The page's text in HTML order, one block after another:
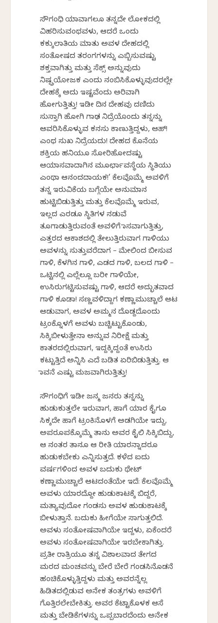
ಸೌಗಂಧಿ ಯಾವಾಗಲೂ ತನ್ನದೇ ಲೋಕದಲ್ಲಿ
ವಿಹರಿಸುವಂಥವಳು, ಆದರೆ ಒಂದು
ಕಕ್ಕುಲಾತಿಯ ಮಾತು ಅವಳ ದೇಹದಲ್ಲಿ
ಸಂತೋಷದ ತರಂಗಗಳನ್ನು ಎಬ್ಬಿಸುವಷ್ಟು
ಶಕ್ತವಾಗಿತ್ತು ಮತ್ತು ಸೆಕ್ಸ್ ಅನ್ನುವುದು
ನಿಷ್ಪ್ರಯೋಜಕ ಎಂದು ನಂಬಿಸಿಕೊಳ್ಳುವುದರಲ್ಲೇ
ದೇಹಕ್ಕೆ ಅದು ಇಷ್ಟವೆಂದು ಅರಿವಾಗಿ
ಹೋಗುತ್ತಿತ್ತು! ಇಡೀ ದಿನ ದೇಹವು ದಣಿದು
ಸುಸ್ತಾಗಿ ಹೋಗಿ ಗಾಢ ನಿದ್ರೆಯೊಂದು ತನ್ನನ್ನು
ಆವರಿಸಿಕೊಳ್ಳುವ ಕನಸು ಕಾಣುತ್ತಿದ್ದಳು, ಆಹ್!
ಎಂಥ ಸುಖ ನಿದ್ರೆಯದು! ದೇಹದ ಕೊನೆಯ
ಶಕ್ತಿಯ ಹನಿಯೂ ಸೋರಿಹೋದಷ್ಟು
ಆಯಾಸವಾದಾಗಿನ ಮೂರ್ಛಾವಸ್ಥೆಯ ಸ್ಥಿತಿಯು
ಎಂಥಾ ಆನಂದದಾಯಕ!’ ಕೆಲವೊಮ್ಮೆ ಅವಳಿಗೆ
ತನ್ನ ಇರುವಿಕೆಯ ಬಗ್ಗೆಯೇ ಅನುಮಾನ
ಹುಟ್ಟಿಬಿಡುತ್ತಿತ್ತು ಮತ್ತು ಕೆಲವೊಮ್ಮೆ ಇರುವ,
ಇಲ್ಲದ ಎರಡೂ ಸ್ಥಿತಿಗಳ ನಡುವೆ
ತೂಗಾಡುತ್ತಿರುವಂತೆ ಅವಳಿಗೆ ಭಾಸವಾಗುತ್ತಿತ್ತು,
ಎತ್ತರದ ಆಕಾಶದಲ್ಲಿ ತೇಲುತ್ತಿರುವಾಗ ಗಾಳಿಯು
ಅವಳನ್ನು ಸುತ್ತುವರೆದಾಗ – ಮೇಲಿಂದ ಬೀಸುವ
ಗಾಳಿ, ಕೆಳಗಿನ ಗಾಳಿ, ಎಡದ ಗಾಳಿ, ಬಲದ ಗಾಳಿ –
ಒಟ್ಟಿನಲ್ಲಿ ಎಲ್ಲೆಲ್ಲೂ ಬರೀ ಗಾಳಿಯೇ,
ಉಸಿರುಗಟ್ಟಿಸುವಷ್ಟು ಗಾಳಿ, ಆದರೆ ಅದ್ಭುತವಾದ
ಗಾಳಿ ಕೂಡಾ! ಸಣ್ಣವಳಿದ್ದಾಗ ಕಣ್ಣಾಮುಚ್ಚಾಲೆ ಆಟ
ಆಡುವಾಗ, ಅವಳ ಅಮ್ಮನ ದೊಡ್ದದೊಂದು
ಟ್ರಂಕ್ನೊಳಗೆ ಅವಳು ಬಚ್ಚಿಟ್ಟುಕೊಂಡು,
ಸಿಕ್ಕಿಬೀಳುತ್ತೇನಾ ಅನ್ನುವ ನಿರೀಕ್ಷೆ ಮತ್ತು
ಕಾತರದಲ್ಲಿರುವಾಗ, ಇದ್ದಕ್ಕಿದ್ದಂತೆ ಉಸಿರು
ಕಟ್ಟುತ್ತಿದೆ ಅನ್ನಿಸಿ ಎದೆ ಬಡಿತ ಏರಿಬಿಡುತ್ತಿತ್ತು. ಆ
ಭಾವನೆ ಎಷ್ಟು ಮಜವಾಗಿರುತ್ತಿತ್ತು!
ಸೌಗಂಧಿಗೆ ಇಡೀ ಜನ್ಮ ಜನರು ತನ್ನನ್ನು
ಹುಡುಕುತ್ತಲೇ ಇರುವಾಗ, ಹಾಗೆ ಯಾರ ಕೈಗೂ
ಸಿಕ್ಕದೇ ಹಾಗೆ ಟ್ರಂಕಿನೊಳಗೆ ಅಡಗಿಯೇ ಇದ್ದು,
ಅಪರೂಪಕ್ಕೊಮ್ಮೆ ತಾನು ಅವರ ಕೈಲಿ ಸಿಕ್ಕಿಬಿದ್ದು,
ಆ ನಂತರ ತಾನೂ ಆ ರೀತಿ ಯಾರನ್ನಾದರೂ
ಹುಡುಕಬೇಕು ಎನ್ನಿಸುತ್ತದೆ. ಕಳೆದ ಐದು
ವರ್ಷಗಳಿಂದ ಅವಳ ಬದುಕು ಥೇಟ್
ಕಣ್ಣಾಮುಚ್ಚಾಲೆ ಆಟದಂತೆಯೇ ಇದೆ: ಕೆಲವೊಮ್ಮೆ
ಅವಳು ಯಾರದ್ದೋ ಹುಡುಕಾಟಕ್ಕೆ ಬಿದ್ದರೆ,
ಮತ್ಯಾವುದೋ ಗಂಡಸು ಅವಳ ಹುಡುಕಾಟಕ್ಕೆ
ಬೀಳುತ್ತಾನೆ. ಬದುಕು ಹೀಗೆಯೇ ಸಾಗುತ್ತಲಿದೆ.
ಅವಳು ಸಂತೋಷವಾಗಿಯೇ ಇದ್ದಳು, ಏಕೆಂದರೆ
ಅವಳು ಸಂತೋಷವಾಗಿಯೇ ಇರಬೇಕಾಗಿತ್ತು.
ಪ್ರತೀ ರಾತ್ರಿಯೂ ತನ್ನ ವಿಶಾಲವಾದ ತೇಗದ
ಮರದ ಮಂಚವನ್ನು ಬೇರೆ ಬೇರೆ ಗಂಡಸಿನೊಡನೆ
ಹಂಚಿಕೊಳ್ಳುತ್ತಿದ್ದಳು ಮತ್ತು ಅವರನ್ನೆಲ್ಲ
ಹಿಡಿತದಲ್ಲಿಡುವ ಅನೇಕ ತಂತ್ರಗಳು ಅವಳಿಗೆ
ಗೊತ್ತಿರಲೇಬೇಕಿತ್ತು. ಅವರ ಕೆಟ್ಟಾಕೊಳಕ ಆಸೆ
ಮತ್ತು ಬೇಡಿಕೆಗಳನ್ನು ಒಪ್ಪಬಾರದೆಂದು ಅನೇಕ